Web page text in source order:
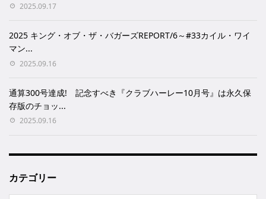
2025.09.17
2025 キング・オブ・ザ・バガーズREPORT/6～#33カイル・ワイ
マン...
2025.09.16
通算300号達成! 記念すべき『クラブハーレー10月号』は永久保
存版のチョッ...
2025.09.16
カテゴリー